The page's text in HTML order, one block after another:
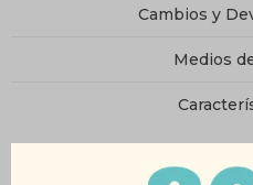
Cambios y
Medios